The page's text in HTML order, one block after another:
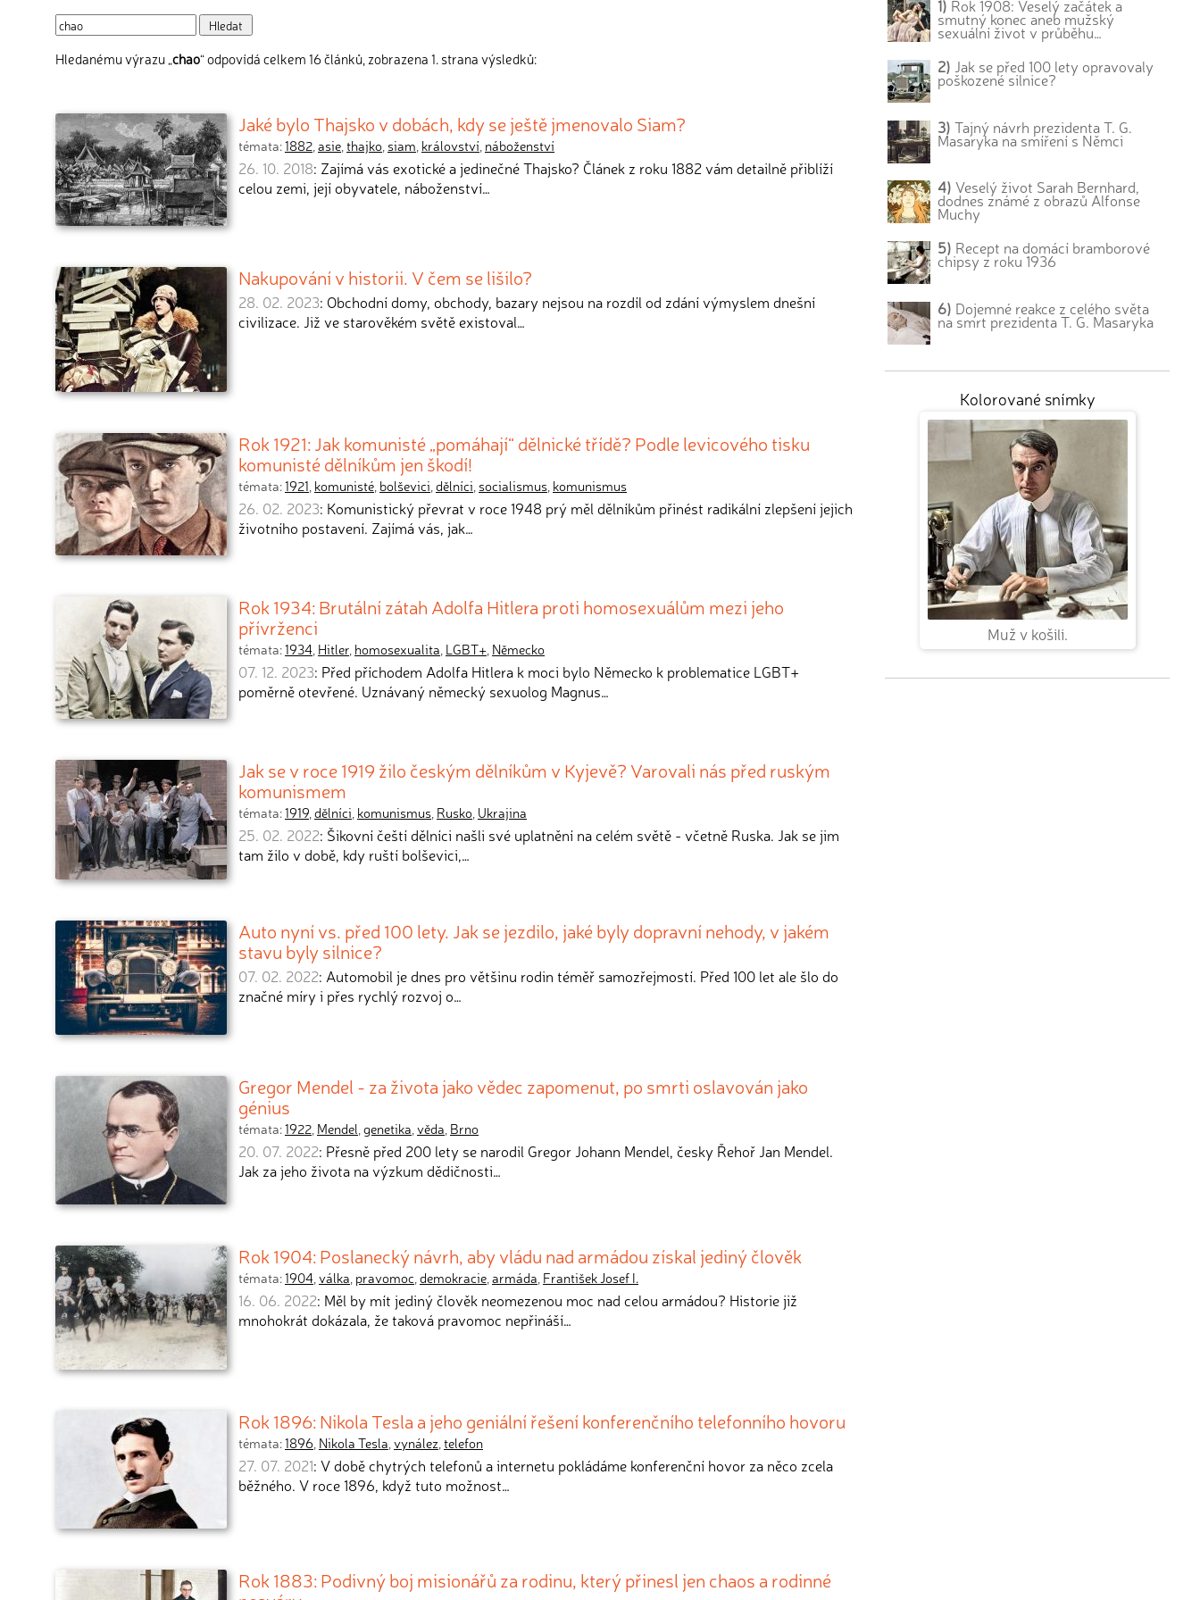
Hledanému výrazu „chao“ odpovídá celkem 16 článků, zobrazena 1. strana výsledků:
Jaké bylo Thajsko v dobách, kdy se ještě jmenovalo Siam?
témata:1882,asie,thajko, siam, království, náboženství
26. 10. 2018: Zajímá vás exotické a jedinečné Thajsko? Článek z roku 1882 vám detailně přiblíží
celou zemi, její obyvatele, náboženství…
Nakupování v historii. V čem se lišilo?
28. 02. 2023: Obchodní domy, obchody, bazary nejsou na rozdíl od zdání výmyslem dnešní
civilizace. Již ve starověkém světě existoval…
Rok 1921: Jak komunisté „pomáhají“ dělnické třídě? Podle levicového tisku
komunisté dělníkům jen škodí!
témata:1921, komunisté, bolševici,dělníci, socialismus, komunismus
26. 02. 2023: Komunistický převrat v roce 1948 prý měl dělníkům přinést radikální zlepšení jejich
životního postavení. Zajímá vás, jak…
Rok 1934: Brutální zátah Adolfa Hitlera proti homosexuálům mezi jeho
přívrženci
témata:1934, Hitler, homosexualita, LGBT+, Německo
07. 12. 2023: Před příchodem Adolfa Hitlera k moci bylo Německo k problematice LGBT+
poměrně otevřené. Uznávaný německý sexuolog Magnus…
Jak se v roce 1919 žilo českým dělníkům v Kyjevě? Varovali nás před ruským
komunismem
témata:1919,dělníci, komunismus, Rusko, Ukrajina
25. 02. 2022: Šikovní čeští dělníci našli své uplatnění na celém světě - včetně Ruska. Jak se jim
tam žilo v době, kdy ruští bolševici,…
Auto nyní vs. před 100 lety. Jak se jezdilo, jaké byly dopravní nehody, v jakém
stavu byly silnice?
07. 02. 2022: Automobil je dnes pro většinu rodin téměř samozřejmostí. Před 100 let ale šlo do
značné míry i přes rychlý rozvoj o…
Gregor Mendel - za života jako vědec zapomenut, po smrti oslavován jako
génius
témata:1922, Mendel,genetika,věda, Brno
20. 07. 2022: Přesně před 200 lety se narodil Gregor Johann Mendel, česky Řehoř Jan Mendel.
Jak za jeho života na výzkum dědičnosti…
Rok 1904: Poslanecký návrh, aby vládu nad armádou získal jediný člověk
témata:1904,válka, pravomoc,demokracie,armáda, František Josef I.
16. 06. 2022: Měl by mít jediný člověk neomezenou moc nad celou armádou? Historie již
mnohokrát dokázala, že taková pravomoc nepřináší…
Rok 1896: Nikola Tesla a jeho geniální řešení konferenčního telefonního hovoru
témata:1896, Nikola Tesla,vynález,telefon
27. 07. 2021: V době chytrých telefonů a internetu pokládáme konferenční hovor za něco zcela
běžného. V roce 1896, když tuto možnost…
Rok 1883: Podivný boj misionářů za rodinu, který přinesl jen chaos a rodinné
1) Rok 1908: Veselý začátek a
smutný konec aneb mužský
sexuální život v průběhu…
2) Jak se před 100 lety opravovaly
poškozené silnice?
3) Tajný návrh prezidenta T. G.
Masaryka na smíření s Němci
4) Veselý život Sarah Bernhard,
dodnes známé z obrazů Alfonse
Muchy
5) Recept na domácí bramborové
chipsy z roku 1936
6) Dojemné reakce z celého světa
na smrt prezidenta T. G. Masaryka
Kolorované snímky
Muž v košili.